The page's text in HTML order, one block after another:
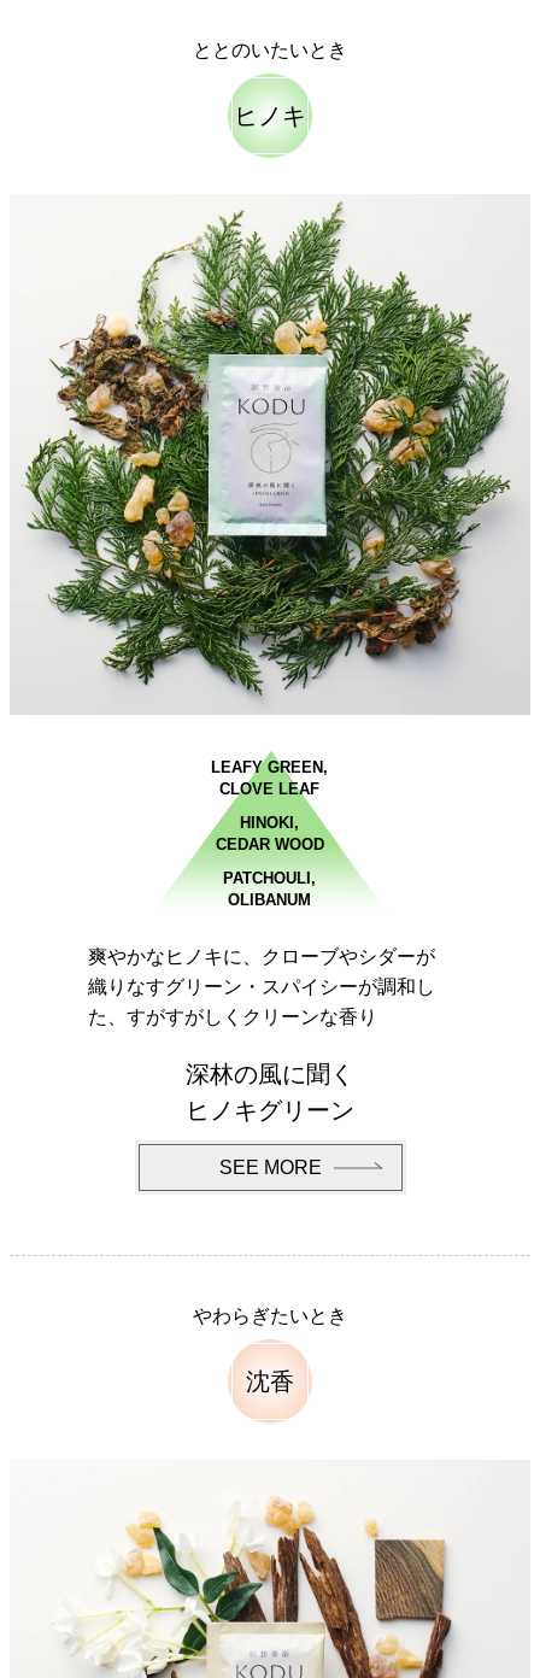
ととのいたいとき
ヒノキ
LEAFY GREEN,
CLOVE LEAF
HINOKI,
CEDAR WOOD
PATCHOULI,
OLIBANUM
爽やかなヒノキに、クローブやシダーが
織りなすグリーン・スパイシーが調和し
た、すがすがしくクリーンな香り
深林の風に聞く
ヒノキグリーン
SEE MORE
やわらぎたいとき
沈香